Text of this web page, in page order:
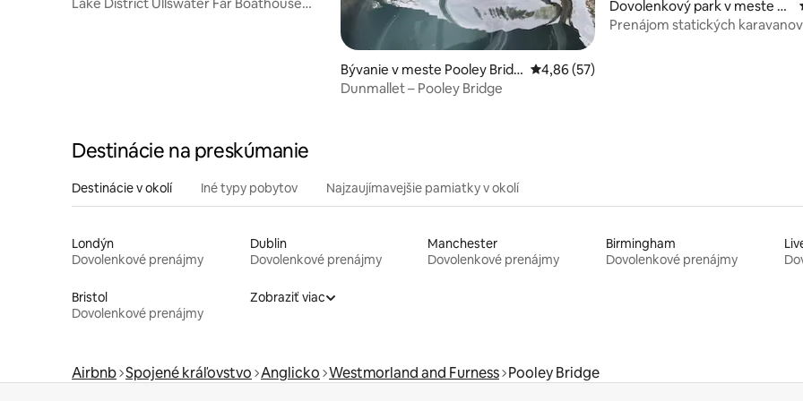
Bývanie v meste Pooley Bridg
e
Priemerné ohodnotenie 4,86 z 5, počet
4,86 (57)
Dunmallet – Pooley Bridge
Dovolenkový park v meste A
skham
Prenájom statických karavanov
Destinácie na preskúmanie
Destinácie v okolí Iné typy pobytov Najzaujímavejšie pamiatky v okolí
Londýn
Dovolenkové prenájmy
Dublin
Dovolenkové prenájmy
Manchester
Dovolenkové prenájmy
Birmingham
Dovolenkové prenájmy
Bristol
Dovolenkové prenájmy
Zobraziť viac
Airbnb Spojené kráľovstvo Anglicko Westmorland and Furness Pooley Bridge